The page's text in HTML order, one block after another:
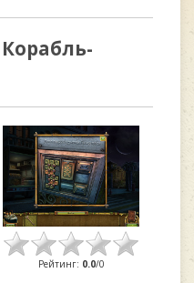
Рейтинг: 0.0/0